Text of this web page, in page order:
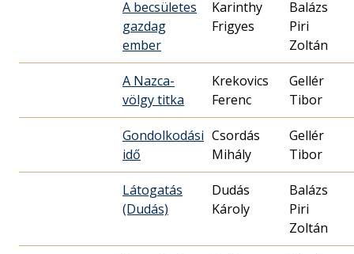
A becsületes
gazdag
ember
Karinthy
Frigyes
Balázs
Piri
Zoltán
A Nazca-
völgy titka
Krekovics
Ferenc
Gellér
Tibor
Gondolkodási
idő
Csordás
Mihály
Gellér
Tibor
Látogatás
(Dudás)
Dudás
Károly
Balázs
Piri
Zoltán